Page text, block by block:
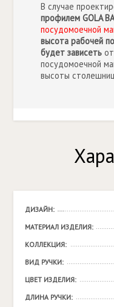
В случае
профилем GOLA
посудомоечной
высота рабочей
будет зависеть
посудомоечной
высоты
ДИЗАЙН:
МАТЕРИАЛ ИЗДЕЛИЯ:
КОЛЛЕКЦИЯ:
ВИД РУЧКИ:
ЦВЕТ ИЗДЕЛИЯ:
ДЛИНА РУЧКИ: